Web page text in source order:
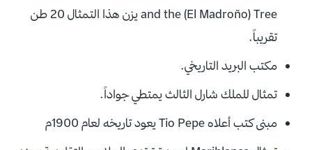
and the (El Madroño) Tree يزن هذا التمثال 20 طن
تقريباً.
مكتب البريد التاريخي.
تمثال للملك شارل الثالث يمتطي جواداً.
مبنى كتب أعلاه Tio Pepe يعود تاريخه لعام 1900م